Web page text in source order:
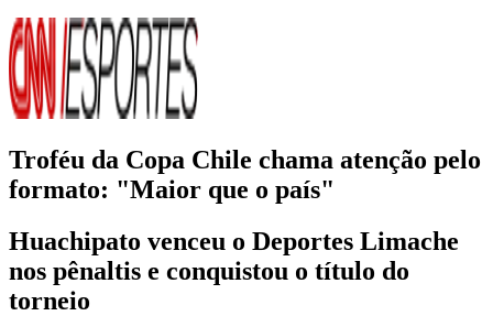
Troféu da Copa Chile chama atenção pelo
formato: "Maior que o país"
Huachipato venceu o Deportes Limache
nos pênaltis e conquistou o título do
torneio